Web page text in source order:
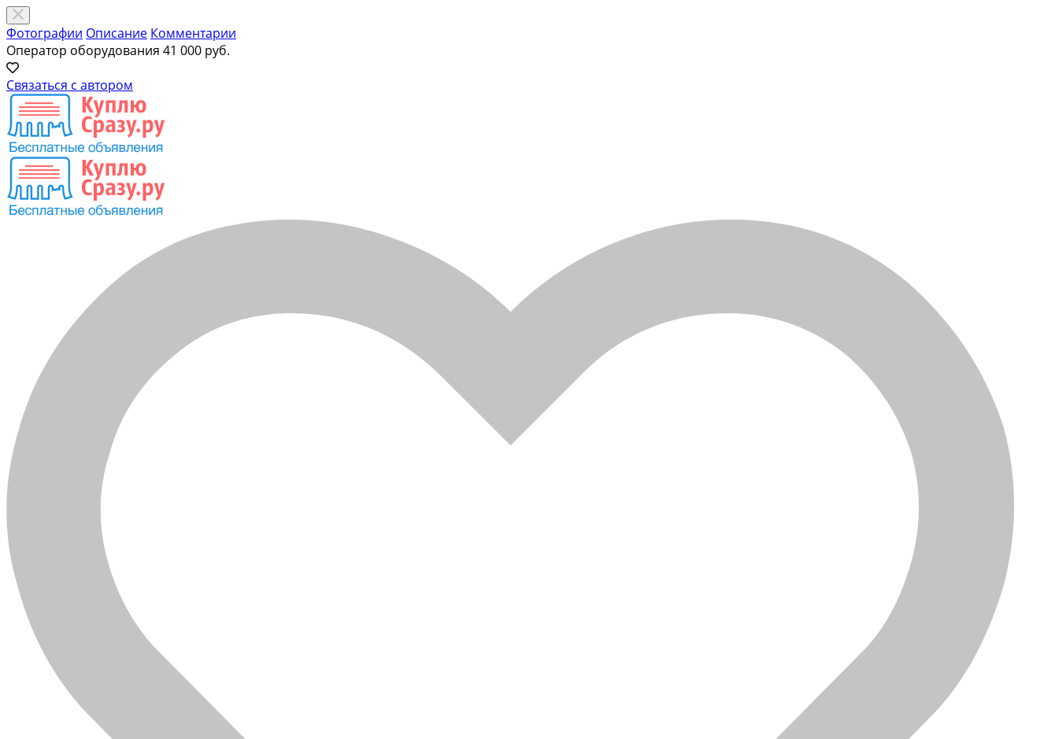
Фотографии Описание Комментарии
Оператор оборудования 41 000 руб.
Связаться с автором